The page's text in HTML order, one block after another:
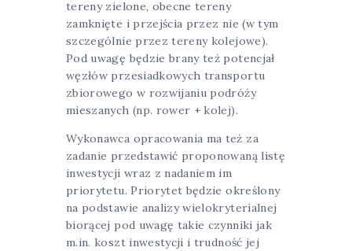
tereny zielone, obecne tereny
zamknięte i przejścia przez nie (w tym
szczególnie przez tereny kolejowe).
Pod uwagę będzie brany też potencjał
węzłów przesiadkowych transportu
zbiorowego w rozwijaniu podróży
mieszanych (np. rower + kolej).
Wykonawca opracowania ma też za
zadanie przedstawić proponowaną listę
inwestycji wraz z nadaniem im
priorytetu. Priorytet będzie określony
na podstawie analizy wielokryterialnej
biorącej pod uwagę takie czynniki jak
m.in. koszt inwestycji i trudność jej